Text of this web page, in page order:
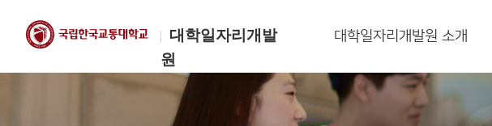
대학일자리개발
원
대학일자리개발원 소개